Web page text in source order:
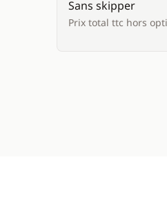
Sans skipper
Prix total ttc hors